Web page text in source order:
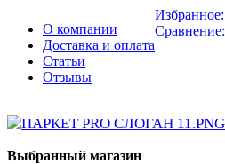
О компании
Доставка и оплата
Статьи
Отзывы
Избранное:
Сравнение:
Выбранный магазин